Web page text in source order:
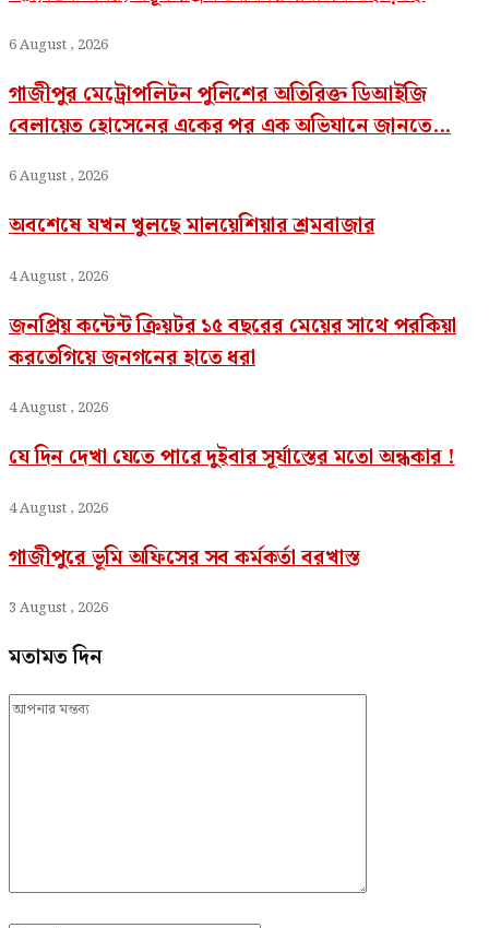
6 August , 2026
গাজীপুর মেট্রোপলিটন পুলিশের অতিরিক্ত ডিআইজি
বেলায়েত হোসেনের একের পর এক অভিযানে জানতে...
6 August , 2026
অবশেষে যখন খুলছে মালয়েশিয়ার শ্রমবাজার
4 August , 2026
জনপ্রিয় কন্টেন্ট ক্রিয়টর ১৫ বছরের মেয়ের সাথে পরকিয়া
করতেগিয়ে জনগনের হাতে ধরা
4 August , 2026
যে দিন দেখা যেতে পারে দুইবার সূর্যাস্তের মতো অন্ধকার !
4 August , 2026
গাজীপুরে ভূমি অফিসের সব কর্মকর্তা বরখাস্ত
3 August , 2026
মতামত দিন